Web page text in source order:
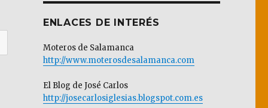
ENLACES DE INTERÉS
Moteros de Salamanca
http://www.moterosdesalamanca.com
El Blog de José Carlos
http://josecarlosiglesias.blogspot.com.es